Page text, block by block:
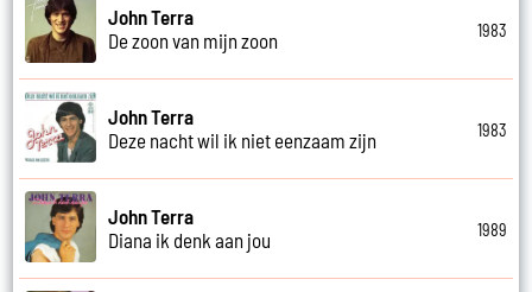
John Terra
De zoon van mijn zoon
1983
John Terra
Deze nacht wil ik niet eenzaam zijn
1983
John Terra
Diana ik denk aan jou
1989